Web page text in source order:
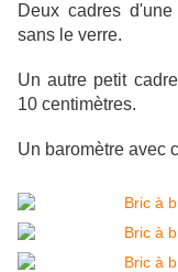
Deux cadres
sans le verre.
Un autre petit
10 centimètres.
Un baromètre avec